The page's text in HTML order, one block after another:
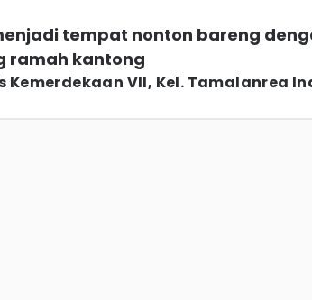
tempat nonton bareng
ramah kantong
Kemerdekaan VII, Kel. Tamalanrea